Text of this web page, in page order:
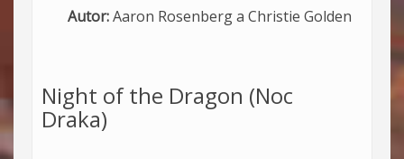
Autor:Aaron Rosenberg a Christie Golden
Night of the Dragon (Noc
Draka)